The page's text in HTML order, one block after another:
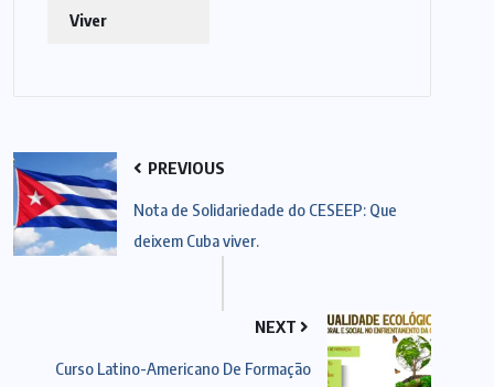
Viver
PREVIOUS
Nota de Solidariedade do CESEEP: Que
deixem Cuba viver.
NEXT
Curso Latino-Americano De Formação